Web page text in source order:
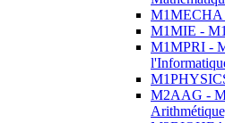
M1MECHA
M1MIE -
M1MPRI -
M2AAG -